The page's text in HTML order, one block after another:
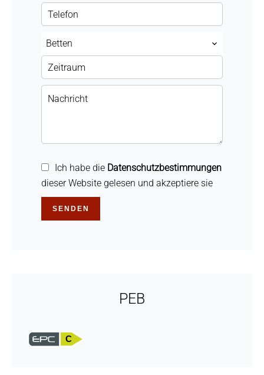
Betten
Ich habe die Datenschutzbestimmungen
dieser Website gelesen und akzeptiere sie
SENDEN
PEB
C